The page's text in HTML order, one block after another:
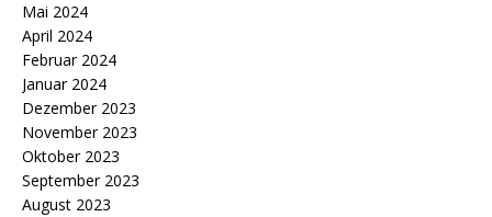
Mai 2024
April 2024
Februar 2024
Januar 2024
Dezember 2023
November 2023
Oktober 2023
September 2023
August 2023